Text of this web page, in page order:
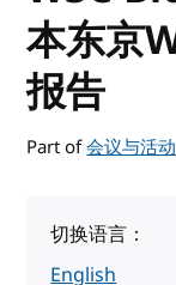
本东京
报告
Part of会议与活动
切换语言：
English